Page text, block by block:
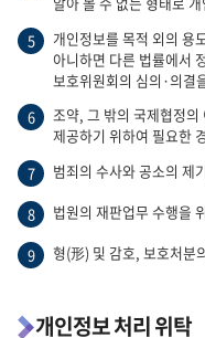
5
개인정보를 목적 외의 용
아니하면 다른 법률에서
보호위원회의 심의·의결
6
조약, 그 밖의 국제협정
제공하기 위하여 필요한
7
범죄의 수사와 공소의 제
8 법원의 재판업무 수행을
9 형(形) 및 감호, 보호처분
개인정보 처리 위탁